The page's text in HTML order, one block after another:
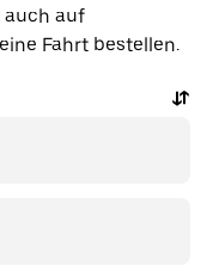
auch auf
Fahrt bestellen.